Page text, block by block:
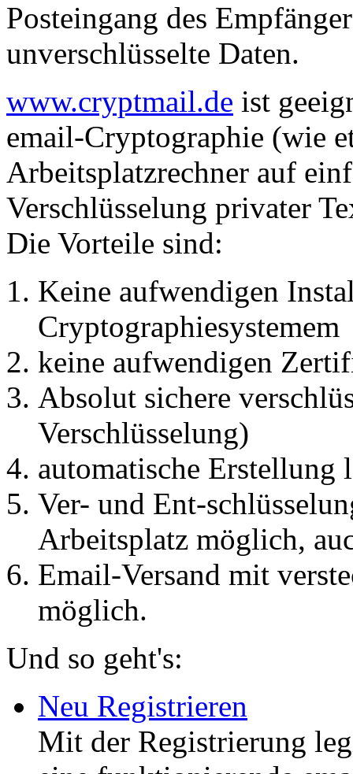
Posteingang des
unverschlüsselte Daten.
www.cryptmail.de ist
email-Cryptographie (wie
Arbeitsplatzrechner auf
Verschlüsselung privater
Die Vorteile sind:
Keine aufwendigen
Cryptographiesystemem
keine aufwendigen
Absolut sichere
Verschlüsselung)
automatische Erstellung
Ver- und Ent-
Arbeitsplatz möglich,
Email-Versand mit
möglich.
Und so geht's:
Neu Registrieren
Mit der Registrierung